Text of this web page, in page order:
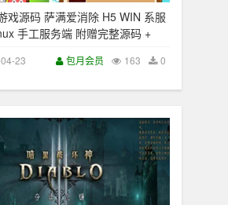
戏源码 萨满爱消除 H5 WIN 系服
手工服务端 附赠完整源码 +
23 0
163
包月会员